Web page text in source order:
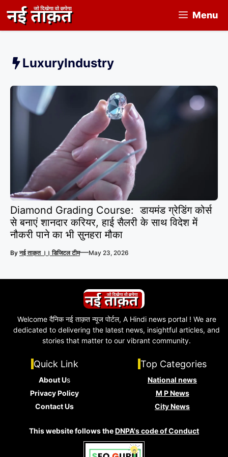
to
content
Menu
LuxuryIndustry
Diamond Grading Course: डायमंड ग्रेडिंग कोर्स
से बनाएं शानदार करियर, हाई सैलरी के साथ विदेश में
नौकरी पाने का भी सुनहरा मौका
Byनई ताक़त ।। डिजिटल टीम—May 23, 2026
Welcome दैनिक नई ताक़त न्यूज पोर्टल, A Hindi news portal ! We are
dedicated to delivering the latest news, insightful articles, and
stories that matter to our vibrant community.
Quick Link
About Us
Privacy Policy
Contact Us
Top Categories
National news
M P News
City News
This website follows theDNPA's code of Conduct